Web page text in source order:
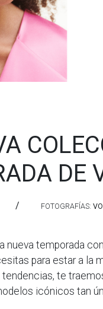
DE
/ FOTOGRAFÍAS:
nueva temporada
para estar a la
tendencias, te
icónicos tan